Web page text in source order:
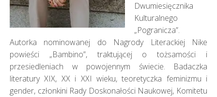
Dwumiesięcznika
Kulturalnego
„Pogranicza”.
Autorka nominowanej do Nagrody Literackiej Nike
powieści „Bambino”, traktującej o tożsamości i
przesiedleniach w powojennym świecie. Badaczka
literatury XIX, XX i XXI wieku, teoretyczka feminizmu i
gender, członkini Rady Doskonałości Naukowej, Komitetu